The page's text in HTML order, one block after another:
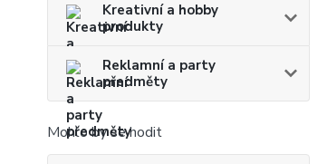
Kreativní a hobby
produkty
Reklamní a party
předměty
Mohlo by se hodit